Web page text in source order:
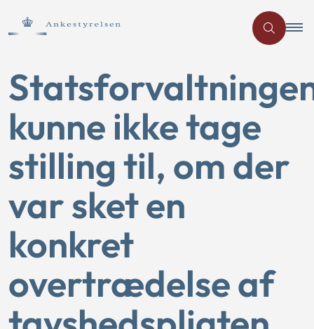
kunne ikke tage
stilling til, om der
var sket en
konkret
overtrædelse af